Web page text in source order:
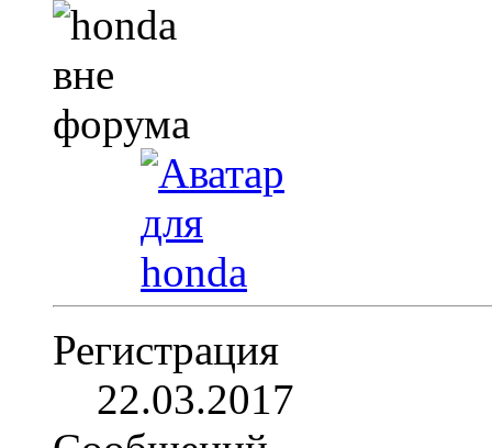
Регистрация
22.03.2017